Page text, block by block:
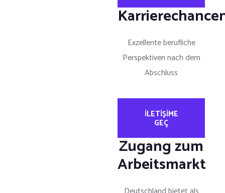
Exzellente berufliche
Perspektiven nach dem
Abschluss
ILETIŞIME
GEÇ
Zugang zum
Arbeitsmarkt